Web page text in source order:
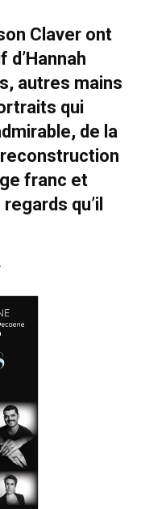
Claver ont
d’Hannah
autres mains
qui
de la
reconstruction
franc et
qu’il